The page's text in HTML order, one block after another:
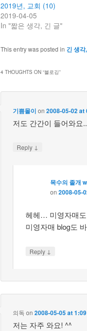
2019년, 교회 (10)
2019-04-05
In "짧은 생각, 긴 글"
This entry was posted in 긴 생
4 THOUGHTS ON “블로깅”
기쁨몰이 on2008-05-02 at
저도 간간이 들어와요
Reply ↓
목수의 졸개
on 2008-05-
헤헤… 미영자매
미영자매 blog도
Reply ↓
의독 on2008-05-05 at
저는 자주 와요! ^^